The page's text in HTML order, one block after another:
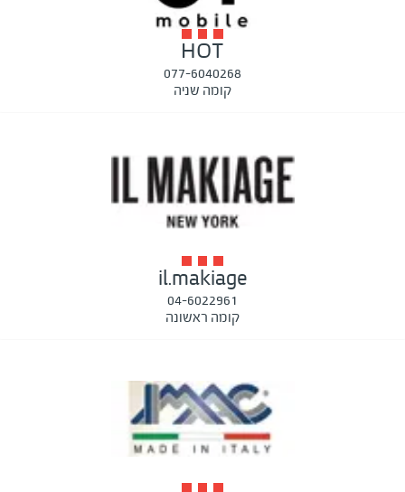
HOT
077-6040268
קומה שניה
il.makiage
04-6022961
קומה ראשונה